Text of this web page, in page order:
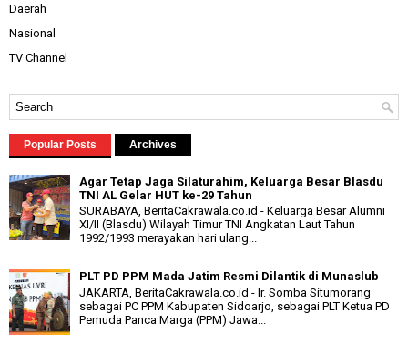
Daerah
Nasional
TV Channel
Popular Posts Archives
Agar Tetap Jaga Silaturahim, Keluarga Besar Blasdu
TNI AL Gelar HUT ke-29 Tahun
SURABAYA, BeritaCakrawala.co.id - Keluarga Besar Alumni
XI/II (Blasdu) Wilayah Timur TNI Angkatan Laut Tahun
1992/1993 merayakan hari ulang...
PLT PD PPM Mada Jatim Resmi Dilantik di Munaslub
JAKARTA, BeritaCakrawala.co.id - Ir. Somba Situmorang
sebagai PC PPM Kabupaten Sidoarjo, sebagai PLT Ketua PD
Pemuda Panca Marga (PPM) Jawa...